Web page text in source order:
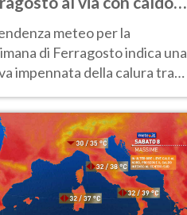
e qualche temporale
meteo per la
di Ferragosto indica una
impennata della calura tra
al Nord.